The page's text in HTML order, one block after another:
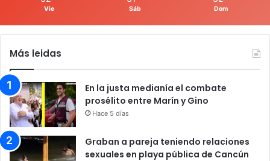
Vie Sáb Dom
Más leidas
En la justa medianía el combate
prosélito entre Marín y Gino
Hace 5 días
Graban a pareja teniendo relaciones
sexuales en playa pública de Cancún